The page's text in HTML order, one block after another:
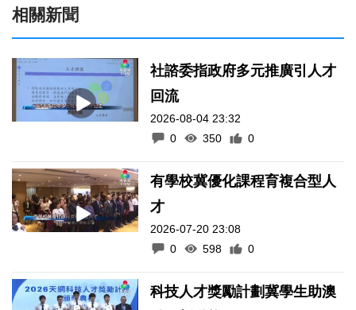
相關新聞
社諮委指政府多元推廣引人才
回流
2026-08-04 23:32
0
350 0
有學校冀優化課程育複合型人
才
2026-07-20 23:08
0
598 0
科技人才獎勵計劃冀學生助澳